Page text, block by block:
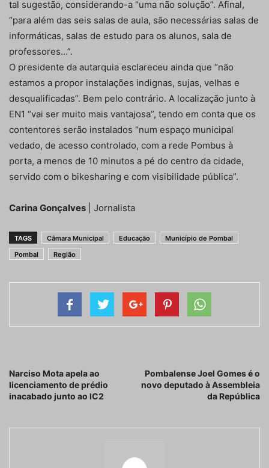
tal sugestão, considerando-a “uma não solução”. Afinal,
“para além das seis salas de aula, são necessárias salas de
informáticas, salas de estudo para os alunos, sala de
professores…”.
O presidente da autarquia esclareceu ainda que “não
estamos a propor instalações indignas, sujas, velhas e
desqualificadas”. Bem pelo contrário. A localização junto à
EN1 “vai ser muito mais vantajosa”, tendo em conta que os
contentores serão instalados “num espaço municipal
vedado, de acesso controlado, com a rede Pombus à
porta, a menos de 10 minutos a pé do centro da cidade,
servido com o bikesharing e com visibilidade pública”.
Carina Gonçalves | Jornalista
TAGS Câmara Municipal Educação
Município de Pombal
Pombal
Região
Narciso Mota apela ao
licenciamento de prédio
inacabado junto ao IC2
Pombalense Joel Gomes é o
novo deputado à Assembleia
da República